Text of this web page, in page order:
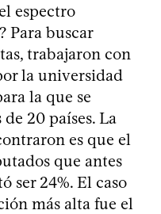
espectro
Para buscar
trabajaron con
la universidad
la que se
20 países. La
es que el
que antes
ser 24%. El caso
más alta fue el